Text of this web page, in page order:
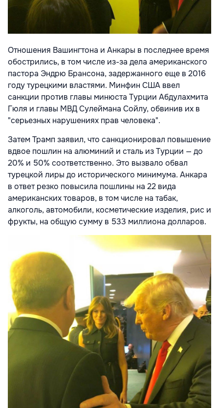
Отношения Вашингтона и Анкары в последнее время
обострились, в том числе из-за дела американского
пастора Эндрю Брансона, задержанного еще в 2016
году турецкими властями. Минфин США ввел
санкции против главы минюста Турции Абдулахмита
Гюля и главы МВД Сулеймана Сойлу, обвинив их в
"серьезных нарушениях прав человека".
Затем Трамп заявил, что санкционировал повышение
вдвое пошлин на алюминий и сталь из Турции — до
20% и 50% соответственно. Это вызвало обвал
турецкой лиры до исторического минимума. Анкара
в ответ резко повысила пошлины на 22 вида
американских товаров, в том числе на табак,
алкоголь, автомобили, косметические изделия, рис и
фрукты, на общую сумму в 533 миллиона долларов.